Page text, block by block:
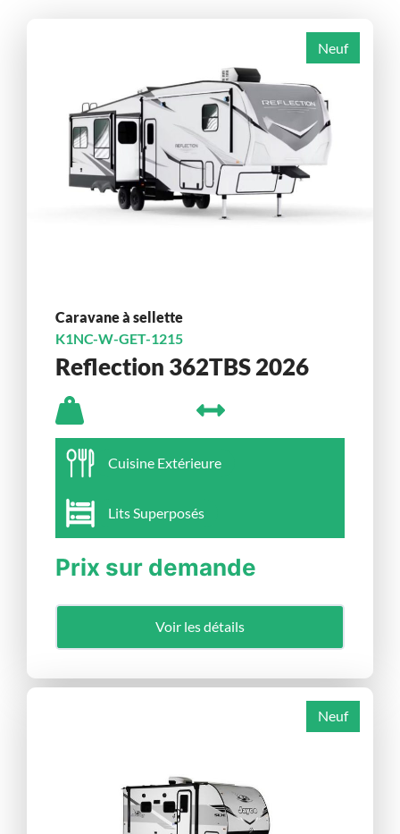
Neuf
Caravane à sellette
K1NC-W-GET-1215
Reflection 362TBS 2026
Cuisine Extérieure
Lits Superposés
Prix sur demande
Voir les détails
Neuf